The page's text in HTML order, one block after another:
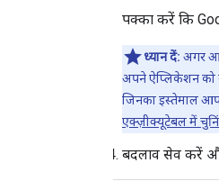
पक्का करें कि
ध्यान दें: अगर
अपने ऐप्लिकेशन को
जिनका इस्तेमाल
एक्ज़ीक्यूटेबल में
बदलाव सेव करें